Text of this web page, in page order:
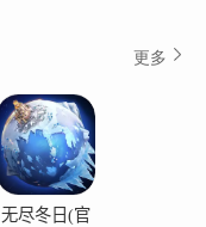
更多
无尽冬日(官